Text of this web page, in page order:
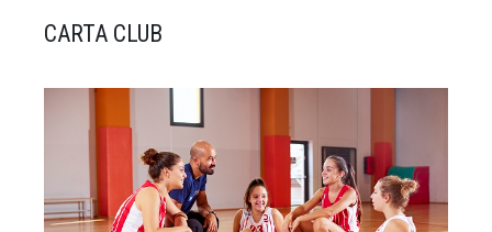
CARTA CLUB